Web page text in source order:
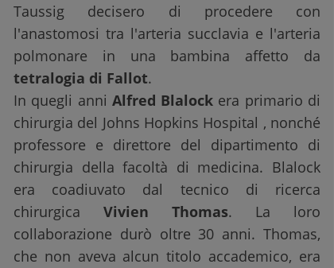
Taussig decisero di procedere con
l'anastomosi tra l'arteria succlavia e l'arteria
polmonare in una bambina affetto da
tetralogia di Fallot.
In quegli anni Alfred Blalock era primario di
chirurgia del Johns Hopkins Hospital , nonché
professore e direttore del dipartimento di
chirurgia della facoltà di medicina. Blalock
era coadiuvato dal tecnico di ricerca
chirurgica Vivien Thomas. La loro
collaborazione durò oltre 30 anni. Thomas,
che non aveva alcun titolo accademico, era